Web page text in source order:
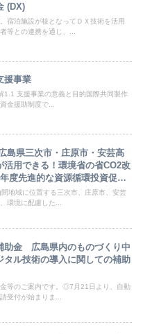
(DX)
宿泊施設が核となってＤＸ技術を活用
等との連携を通じ、...
援事業
1.1 支援事業の意義と目的国際共同製作
金援助制度で...
島県三次市・庄原市・安芸高
活用できる！環境省の省CO2改
度先進的な資源循環投資促進
地域に位置する三次市、庄原市、安芸
環境に配慮した...
助金 広島県内のものづくり中
タル技術の導入に関しての補助
等のご案内です。◎7月21日より、自動
受付が始まりま...